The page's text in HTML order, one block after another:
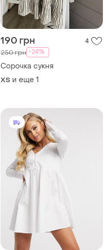
190 грн 4
250 грн -24%
Сорочка сукня
ХS и еще 1